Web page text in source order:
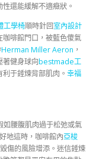
還能緩解不適癥狀。
工學椅順時針回室內設計
啡館門口，被藍色傻氣
Herman Miller Aeron ，
著健身球向bestmade工
于錘煉背部肌肉。 幸福
腰腹肌肉過于松弛或氣
地這時，咖啡館內亞梭
傷的風險增添。迷信錘煉